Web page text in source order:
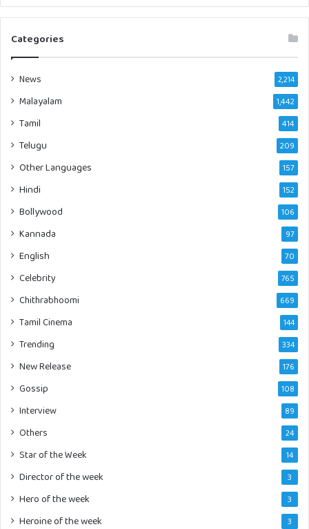
Categories
News 2,214
Malayalam 1,442
Tamil 414
Telugu 209
Other Languages 157
Hindi 152
Bollywood 106
Kannada 97
English 70
Celebrity 765
Chithrabhoomi 669
Tamil Cinema 144
Trending 334
New Release 176
Gossip 108
Interview 89
Others 24
Star of the Week 14
Director of the week 3
Hero of the week 3
Heroine of the week 3